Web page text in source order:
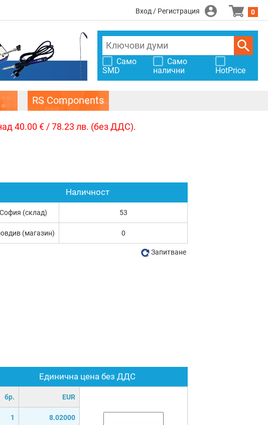
Вход / Регистрация 0
Само
SMD
Само
налични
HotPrice
RS Components
40.00 € / 78.23 лв. (без ДДС).
Единична цена без ДДС
бр. EUR
1 8.02000
Наличност
София (склад) 53
(магазин) 0
Запитване